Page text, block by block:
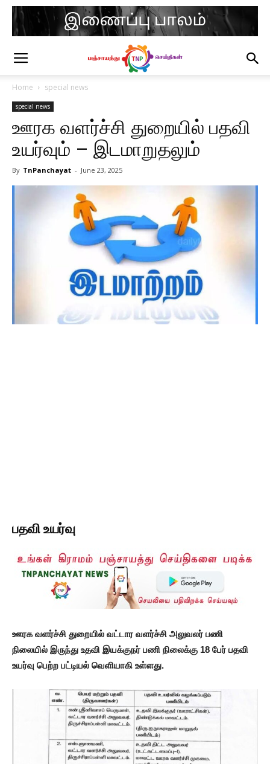
Home special news
special news
ஊரக வளர்ச்சி துறையில் பதவி
உயர்வும் – இடமாறுதலும்
By TnPanchayat - June 23, 2025
பதவி உயர்வு
ஊரக வளர்ச்சி துறையில் வட்டார வளர்ச்சி அலுவலர் பணி
நிலையில் இருந்து உதவி இயக்குநர் பணி நிலைக்கு 18 பேர் பதவி
உயர்வு பெற்ற பட்டியல் வெளியாகி உள்ளது.